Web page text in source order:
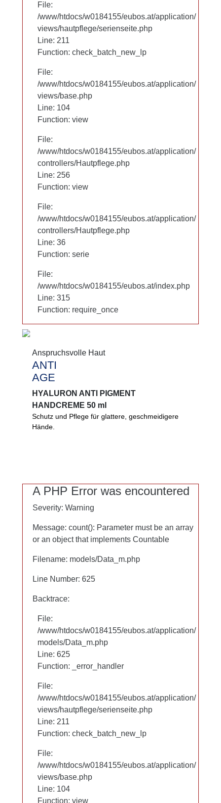
File:
/www/htdocs/w0184155/eubos.at/application/
views/hautpflege/serienseite.php
Line: 97
Function: check_batch_new_lp
File:
/www/htdocs/w0184155/eubos.at/application/
views/base.php
Line: 104
Function: view
File:
/www/htdocs/w0184155/eubos.at/application/
controllers/Hautpflege.php
Line: 256
Function: view
File:
/www/htdocs/w0184155/eubos.at/application/
controllers/Hautpflege.php
Line: 36
Function: serie
File:
/www/htdocs/w0184155/eubos.at/index.php
Line: 315
Function: require_once
Anspruchsvolle Haut
ANTI
AGE
HYALURON ANTI PIGMENT
HANDCREME 50 ml
Glattere, ebenmäßigere Hände. UV-Schutzsystem
mit besonderem Wirkstoffkomplex hilft Ihrer Haut
PEG
Lanolin
File:
/www/htdocs/w0184155/eubos.at/application/
views/hautpflege/serienseite.php
Line: 211
Function: check_batch_new_lp
File:
/www/htdocs/w0184155/eubos.at/application/
views/base.php
Line: 104
Function: view
File:
/www/htdocs/w0184155/eubos.at/application/
controllers/Hautpflege.php
Line: 256
Function: view
File:
/www/htdocs/w0184155/eubos.at/application/
controllers/Hautpflege.php
Line: 36
Function: serie
File:
/www/htdocs/w0184155/eubos.at/index.php
Line: 315
Function: require_once
Anspruchsvolle Haut
ANTI
AGE
HYALURON ANTI PIGMENT
HANDCREME 50 ml
Schutz und Pflege für glattere, geschmeidigere
Hände.
A PHP Error was encountered
Severity: Warning
Message: count(): Parameter must be an array
or an object that implements Countable
Filename: models/Data_m.php
Line Number: 625
Backtrace:
File:
/www/htdocs/w0184155/eubos.at/application/
models/Data_m.php
Line: 625
Function: _error_handler
File:
/www/htdocs/w0184155/eubos.at/application/
views/hautpflege/serienseite.php
Line: 97
Function: check_batch_new_lp
File:
/www/htdocs/w0184155/eubos.at/application/
views/base.php
Line: 104
Function: view
A PHP Error was encountered
Severity: Warning
Message: count(): Parameter must be an array
or an object that implements Countable
Filename: models/Data_m.php
Line Number: 625
Backtrace:
File:
/www/htdocs/w0184155/eubos.at/application/
models/Data_m.php
Line: 625
Function: _error_handler
File:
/www/htdocs/w0184155/eubos.at/application/
views/hautpflege/serienseite.php
Line: 211
Function: check_batch_new_lp
File:
/www/htdocs/w0184155/eubos.at/application/
views/base.php
Line: 104
Function: view